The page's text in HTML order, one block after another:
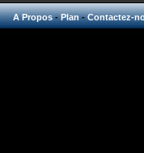
A Propos-Plan-Contactez-